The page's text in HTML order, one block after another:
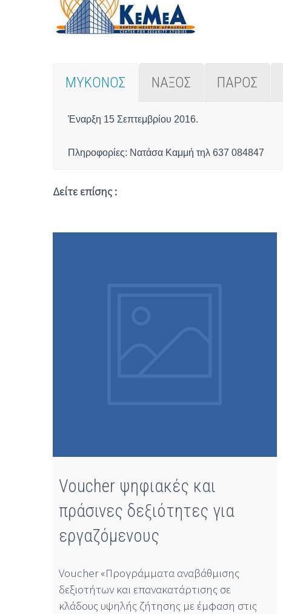
ΜΥΚΟΝΟΣ ΝΑΞΟΣ ΠΑΡΟΣ
Έναρξη 15 Σεπτεμβρίου 2016.
Πληροφορίες: Νατάσα Καμμή τηλ 637 084847
Δείτε επίσης :
Voucher ψηφιακές και
πράσινες δεξιότητες για
εργαζόμενους
Voucher «Προγράμματα αναβάθμισης
δεξιοτήτων και επανακατάρτισης σε
κλάδους υψηλής ζήτησης με έμφαση στις